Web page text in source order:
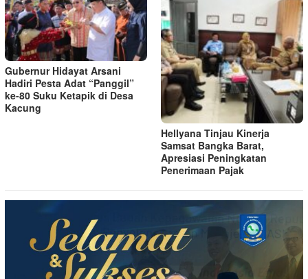
Gubernur Hidayat Arsani
Hadiri Pesta Adat “Panggil”
ke-80 Suku Ketapik di Desa
Kacung
Hellyana Tinjau Kinerja
Samsat Bangka Barat,
Apresiasi Peningkatan
Penerimaan Pajak